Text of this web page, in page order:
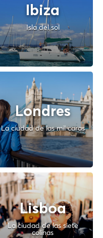
Ibiza
Isla del sol
Londres
La ciudad de las mil caras
Lisboa
La ciudad de las siete
colinas